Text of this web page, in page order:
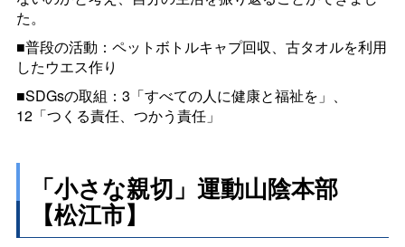
た。
■普段の活動：ペットボトルキャプ回収、古タオルを利用
したウエス作り
■SDGsの取組：3「すべての人に健康と福祉を」、
12「つくる責任、つかう責任」
「小さな親切」運動山陰本部
【松江市】